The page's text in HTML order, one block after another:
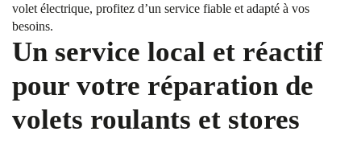
volet électrique, profitez d’un service fiable et adapté à vos
besoins.
Un service local et réactif
pour votre réparation de
volets roulants et stores